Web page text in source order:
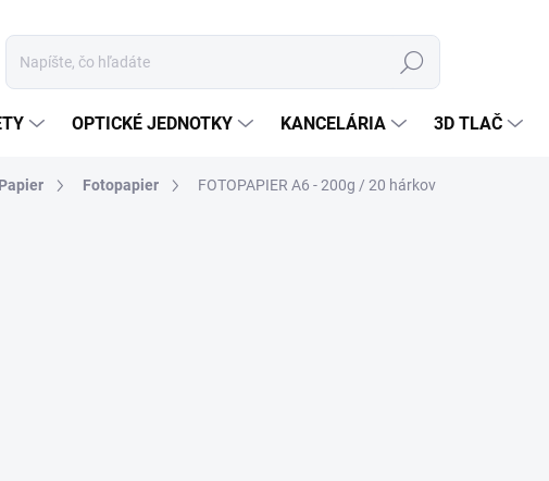
Hľadať
OPTICKÉ JEDNOTKY KANCELÁRIA 3D TLAČ
Papier Fotopapier FOTOPAPIER A6 - 200g / 20 hárkov